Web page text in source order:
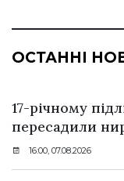
ОСТАННІ
17-річному
пересадили
16:00, 07.08.2026